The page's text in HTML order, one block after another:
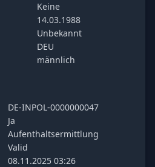
Keine
14.03.1988
Unbekannt
DEU
männlich
DE-INPOL-0000000047
Ja
Aufenthaltsermittlung
Valid
08.11.2025 03:26